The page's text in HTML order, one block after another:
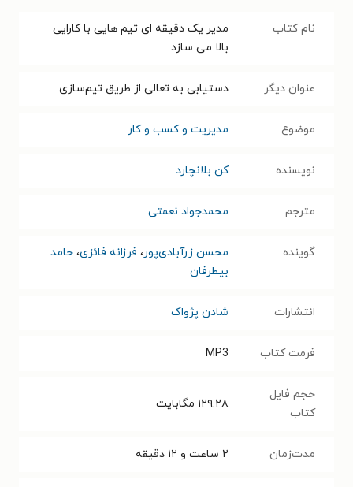
نام کتاب
مدیر یک دقیقه ای تیم هایی با کارایی
بالا می سازد
عنوان دیگر دستیابی به تعالی از طریق تیم‌سازی
موضوع مدیریت و کسب و کار
نویسنده کن بلانچارد
مترجم محمدجواد نعمتی
گوینده محسن زرآبادی‌پور، فرزانه فائزی، حامد
بیطرفان
انتشارات شادن پژواک
فرمت کتاب MP3
حجم فایل
کتاب
۱۲۹.۲۸ مگابایت
مدت‌زمان ۲ ساعت و ۱۲ دقیقه